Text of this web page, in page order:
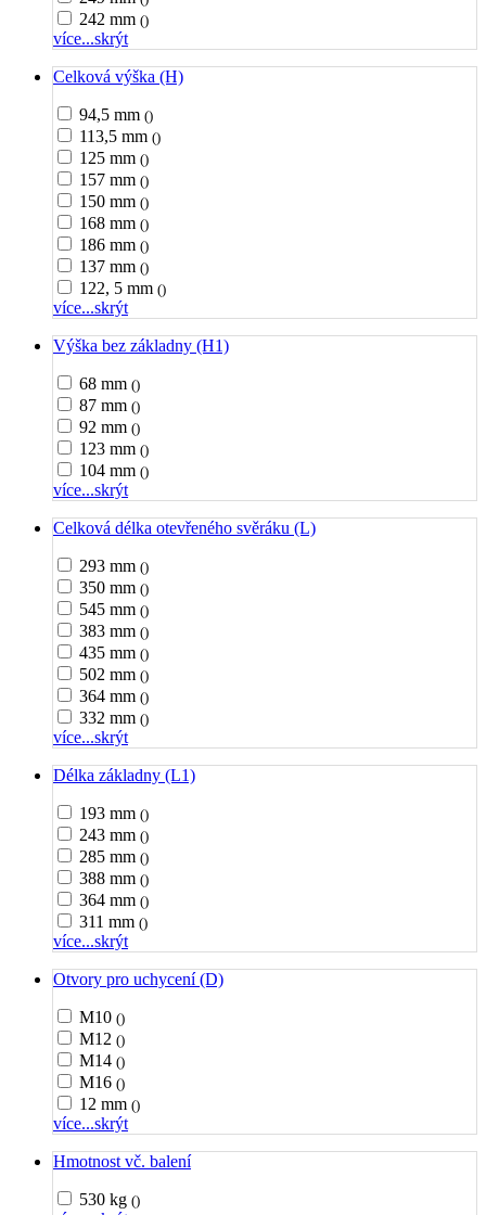
242 mm ()
více...skrýt
Celková výška (H)
94,5 mm ()
113,5 mm ()
125 mm ()
157 mm ()
150 mm ()
168 mm ()
186 mm ()
137 mm ()
122, 5 mm ()
více...skrýt
Výška bez základny (H1)
68 mm ()
87 mm ()
92 mm ()
123 mm ()
104 mm ()
více...skrýt
Celková délka otevřeného svěráku (L)
293 mm ()
350 mm ()
545 mm ()
383 mm ()
435 mm ()
502 mm ()
364 mm ()
332 mm ()
více...skrýt
Délka základny (L1)
193 mm ()
243 mm ()
285 mm ()
388 mm ()
364 mm ()
311 mm ()
více...skrýt
Otvory pro uchycení (D)
M10 ()
M12 ()
M14 ()
M16 ()
12 mm ()
více...skrýt
Hmotnost vč. balení
530 kg ()